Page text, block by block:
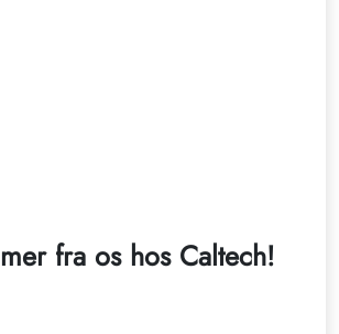
fra os hos Caltech!